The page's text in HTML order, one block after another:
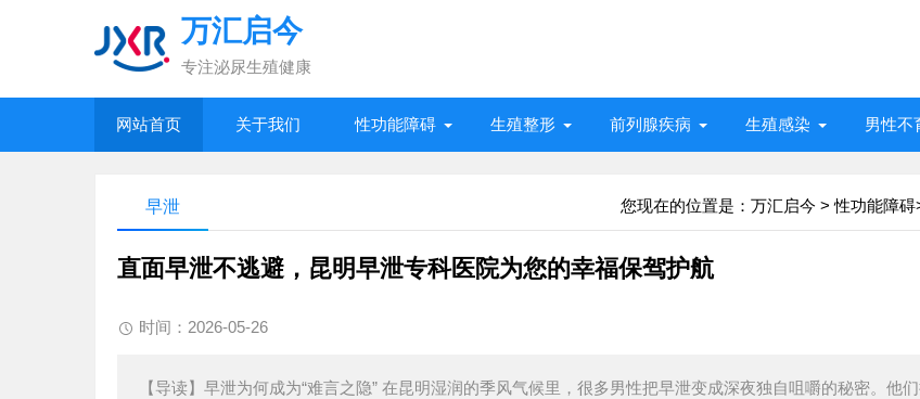
万汇启今
专注泌尿生殖健康
网站首页 关于我们 性功能障碍 生殖整形 前列腺疾病 生殖感染 男性不
您现在的位置是： 万汇启今 >性功能障碍
早泄
直面早泄不逃避，昆明早泄专科医院为您的幸福保驾护航
时间：2026-05-26
【导读】早泄为何成为“难言之隐” 在昆明湿润的季风气候里，很多男性把早泄变成深夜独自咀嚼的秘密。他